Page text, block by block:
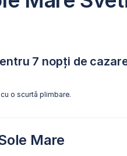
7 nopți de
o scurtă plimbare.
Mare